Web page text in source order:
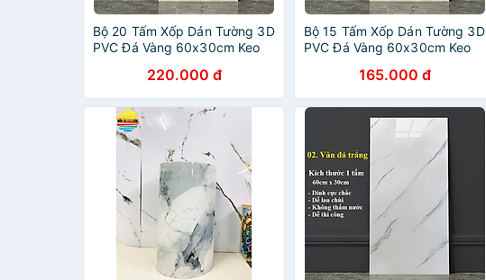
Bộ 20 Tấm Xốp Dán Tường 3D
PVC Đá Vàng 60x30cm Keo
Sang Trọng220.000 đ
Bộ 15 Tấm Xốp Dán Tường 3D
PVC Đá Vàng 60x30cm Keo
Sang Trọng165.000 đ